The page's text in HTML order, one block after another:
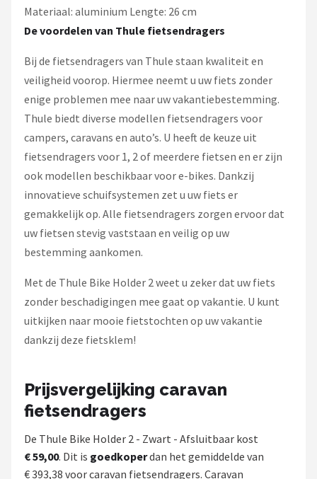
Materiaal: aluminium Lengte: 26 cm
De voordelen van Thule fietsendragers
Bij de fietsendragers van Thule staan kwaliteit en
veiligheid voorop. Hiermee neemt u uw fiets zonder
enige problemen mee naar uw vakantiebestemming.
Thule biedt diverse modellen fietsendragers voor
campers, caravans en auto’s. U heeft de keuze uit
fietsendragers voor 1, 2 of meerdere fietsen en er zijn
ook modellen beschikbaar voor e-bikes. Dankzij
innovatieve schuifsystemen zet u uw fiets er
gemakkelijk op. Alle fietsendragers zorgen ervoor dat
uw fietsen stevig vaststaan en veilig op uw
bestemming aankomen.
Met de Thule Bike Holder 2 weet u zeker dat uw fiets
zonder beschadigingen mee gaat op vakantie. U kunt
uitkijken naar mooie fietstochten op uw vakantie
dankzij deze fietsklem!
Prijsvergelijking caravan
fietsendragers
De Thule Bike Holder 2 - Zwart - Afsluitbaar kost
€ 59,00. Dit is goedkoperdan het gemiddelde van
€ 393,38 voor caravan fietsendragers. Caravan